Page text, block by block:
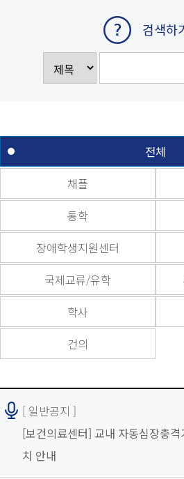
검색하
전체
채플
통학
장애학생지원센터
국제교류/유학
학사
건의
[ 일반공지 ]
[보건의료센터] 교내 자동심장충격
치 안내